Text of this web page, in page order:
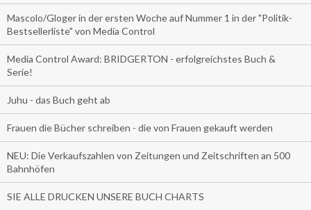
Mascolo/Gloger in der ersten Woche auf Nummer 1 in der "Politik-
Bestsellerliste" von Media Control
Media Control Award: BRIDGERTON - erfolgreichstes Buch &
Serie!
Juhu - das Buch geht ab
Frauen die Bücher schreiben - die von Frauen gekauft werden
NEU: Die Verkaufszahlen von Zeitungen und Zeitschriften an 500
Bahnhöfen
SIE ALLE DRUCKEN UNSERE BUCH CHARTS